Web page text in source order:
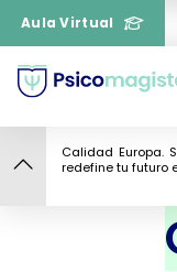
Aula Virtual
Calidad Europa.
redefine tu futuro
sobre